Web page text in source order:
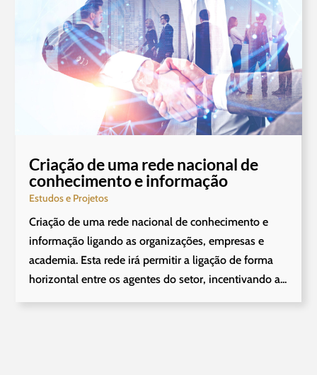
Criação de uma rede nacional de
conhecimento e informação
Estudos e Projetos
Criação de uma rede nacional de conhecimento e
informação ligando as organizações, empresas e
academia. Esta rede irá permitir a ligação de forma
horizontal entre os agentes do setor, incentivando a...